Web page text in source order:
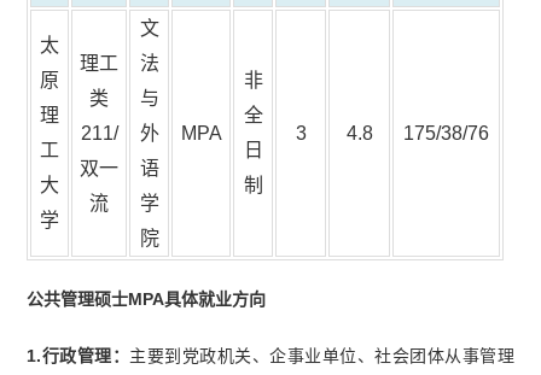
太
原
理
工
大
学
理工
类
211/
双一
流
文
法
与
外
语
学
院
MPA
非
全
日
制
3 4.8 175/38/76
公共管理硕士MPA具体就业方向
1.行政管理： 主要到党政机关、企事业单位、社会团体从事管理